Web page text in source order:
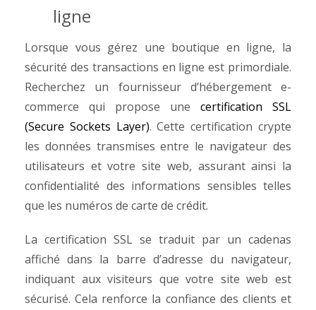
ligne
Lorsque vous gérez une boutique en ligne, la
sécurité des transactions en ligne est primordiale.
Recherchez un fournisseur d’hébergement e-
commerce qui propose une certification SSL
(Secure Sockets Layer). Cette certification crypte
les données transmises entre le navigateur des
utilisateurs et votre site web, assurant ainsi la
confidentialité des informations sensibles telles
que les numéros de carte de crédit.
La certification SSL se traduit par un cadenas
affiché dans la barre d’adresse du navigateur,
indiquant aux visiteurs que votre site web est
sécurisé. Cela renforce la confiance des clients et